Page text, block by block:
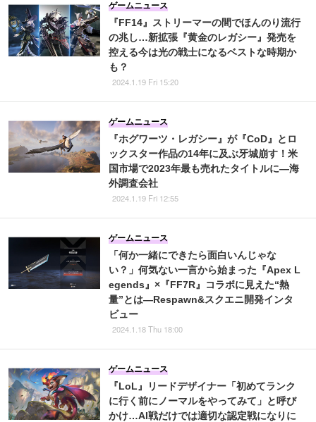
『FF14』ストリーマーの間でほんのり流行
の兆し…新拡張『黄金のレガシー』発売を
控える今は光の戦士になるベストな時期か
も？
ゲームニュース
2024.1.19 Fri 15:20
『ホグワーツ・レガシー』が『CoD』とロ
ックスター作品の14年に及ぶ牙城崩す！米
国市場で2023年最も売れたタイトルに―海
外調査会社
ゲームニュース
2024.1.19 Fri 12:55
「何か一緒にできたら面白いんじゃな
い？」何気ない一言から始まった『Apex L
egends』×『FF7R』コラボに見えた“熱
量”とは―Respawn&スクエニ開発インタ
ビュー
ゲームニュース
2024.1.18 Thu 18:00
『LoL』リードデザイナー「初めてランク
に行く前にノーマルをやってみて」と呼び
かけ…AI戦だけでは適切な認定戦になりに
ゲームニュース